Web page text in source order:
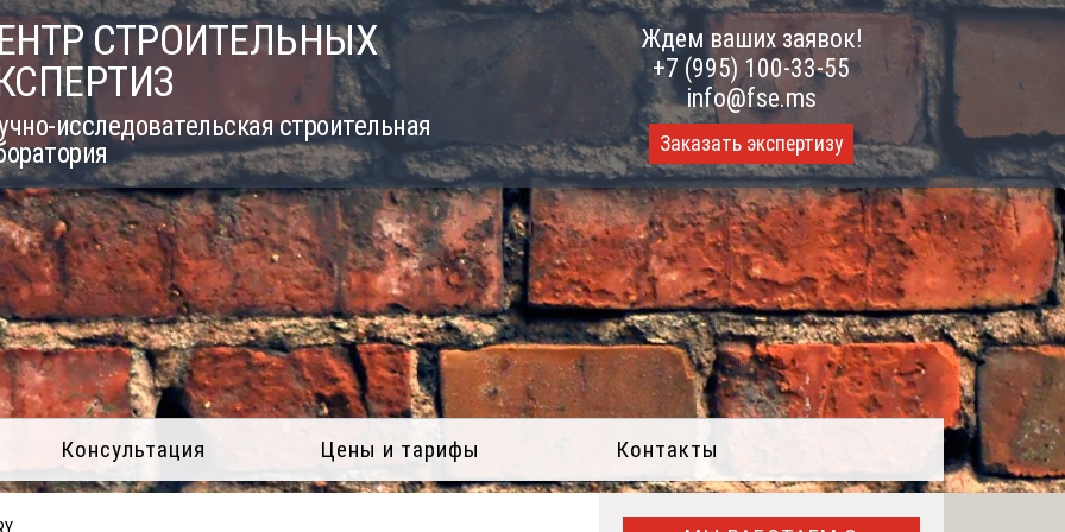
СТРОИТЕЛЬНЫХ
исследовательская строительная
Ждем ваших заявок!
+7 (995) 100-33-55
info@fse.ms
Заказать экспертизу
Консультация Цены и тарифы Контакты